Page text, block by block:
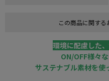
この商品に関する
環境に配慮した
ON/OFF様々
サステナブル素材を使